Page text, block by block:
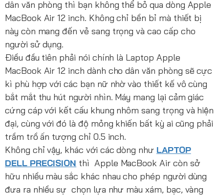
dân văn phòng thì bạn không thể bỏ qua dòng Apple
MacBook Air 12 inch. Không chỉ bền bỉ mà thiết bị
này còn mang đến vẻ sang trọng và cao cấp cho
người sử dụng.
Điều đầu tiên phải nói chính là Laptop Apple
MacBook Air 12 inch dành cho dân văn phòng sẽ cực
kì phù hợp với các bạn nữ nhờ vào thiết kế vô cùng
bắt mắt thu hút người nhìn. Máy mang lại cảm giác
cứng cáp với kết cấu khung nhôm sang trọng và hiện
đại, cùng với đó là độ mỏng khiến bất kỳ ai cũng phải
trầm trồ ấn tượng chỉ 0.5 inch.
Không chỉ vậy, khác với các dòng như LAPTOP
DELL PRECISION thì Apple MacBook Air còn sở
hữu nhiều màu sắc khác nhau cho phép người dùng
đưa ra nhiều sự chọn lựa như màu xám, bạc, vàng